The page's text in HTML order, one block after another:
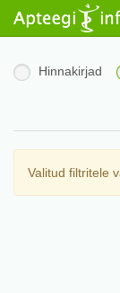
Hinnakirjad
Valitud filtritele